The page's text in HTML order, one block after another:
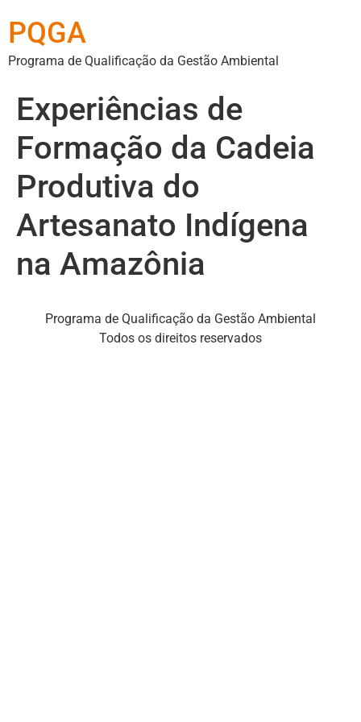
PQGA
Programa de Qualificação da Gestão Ambiental
Experiências de
Formação da Cadeia
Produtiva do
Artesanato Indígena
na Amazônia
Programa de Qualificação da Gestão Ambiental
Todos os direitos reservados